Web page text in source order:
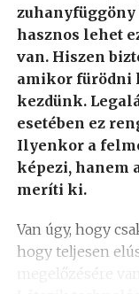
zuhanyfüggöny
hasznos lehet
van. Hiszen
amikor fürödni
kezdünk.
esetében ez
Ilyenkor a
képezi, hanem
meríti ki.
Van úgy, hogy
hogy teljesen
megelőzésére